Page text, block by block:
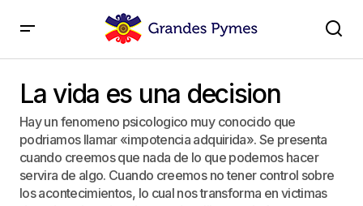
La vida es una decision
Hay un fenomeno psicologico muy conocido que
podriamos llamar «impotencia adquirida». Se presenta
cuando creemos que nada de lo que podemos hacer
servira de algo. Cuando creemos no tener control sobre
los acontecimientos, lo cual nos transforma en victimas